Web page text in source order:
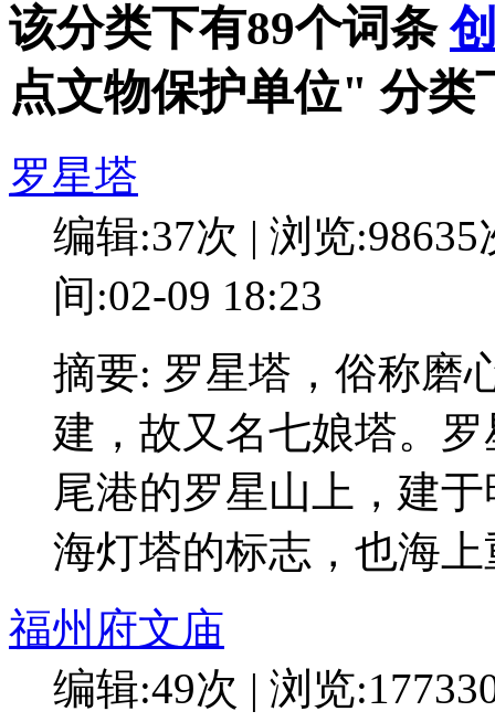
该分类下有89个词条
点文物保护单位" 分类
罗星塔
编辑:37次 | 浏览:98635
间:02-09 18:23
摘要: 罗星塔，俗称磨
建，故又名七娘塔。
尾港的罗星山上，建
海灯塔的标志，也海
福州府文庙
编辑:49次 | 浏览